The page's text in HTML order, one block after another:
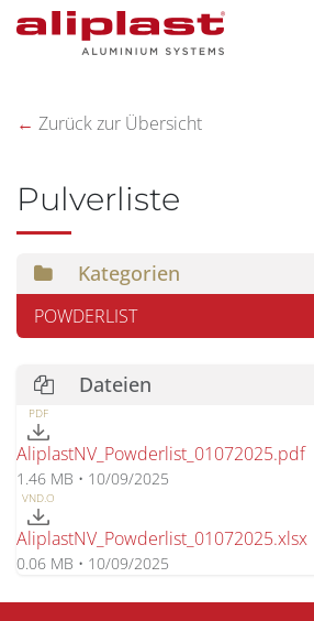
Zum Inhalt springen
← Zurück zur Übersicht
Pulverliste
Kategorien
POWDERLIST
Dateien
PDF
AliplastNV_Powderlist_01072025.pdf
1.46 MB • 10/09/2025
VND.O
AliplastNV_Powderlist_01072025.xlsx
0.06 MB • 10/09/2025